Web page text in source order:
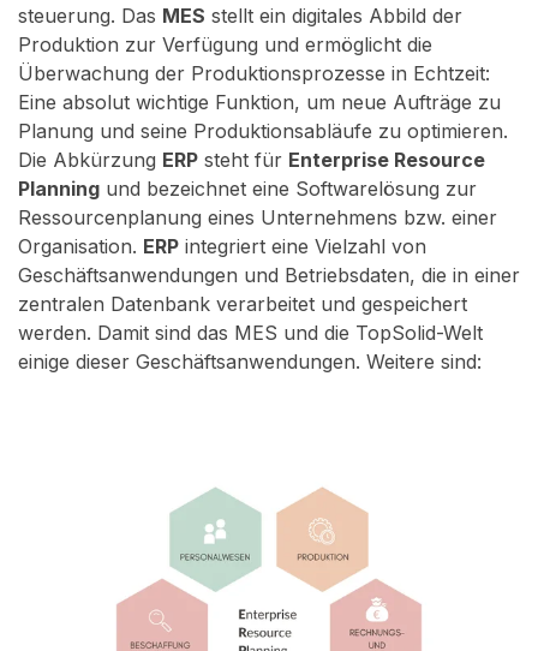
steuerung. Das MES stellt ein digitales Abbild der
Produktion zur Verfügung und ermöglicht die
Überwachung der Produktionsprozesse in Echtzeit:
Eine absolut wichtige Funktion, um neue Aufträge zu
Planung und seine Produktionsabläufe zu optimieren.
Die Abkürzung ERP steht für Enterprise Resource
Planning und bezeichnet eine Softwarelösung zur
Ressourcenplanung eines Unternehmens bzw. einer
Organisation. ERP integriert eine Vielzahl von
Geschäftsanwendungen und Betriebsdaten, die in einer
zentralen Datenbank verarbeitet und gespeichert
werden. Damit sind das MES und die TopSolid-Welt
einige dieser Geschäftsanwendungen. Weitere sind: